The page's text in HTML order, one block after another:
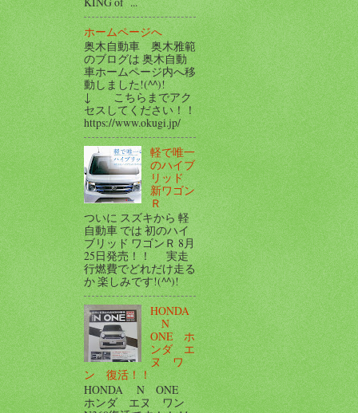
ホームページへ
奥木自動車 奥木雅範
のブログは 奥木自動
車ホームページ内へ移
動しました!(^^)!
↓ こちらまでアク
セスしてください！！
https://www.okugi.jp/
軽で唯一
のハイブ
リッド
新ワゴン
Ｒ
ついに スズキから 軽
自動車 では 初のハイ
ブリッド ワゴンＲ 8月
25日発売！！ 実走
行燃費でどれだけ走る
か 楽しみです!(^^)!
HONDA
N
ONE ホ
ンダ エ
ヌ ワ
ン 復活！！
HONDA N ONE
ホンダ エヌ ワン